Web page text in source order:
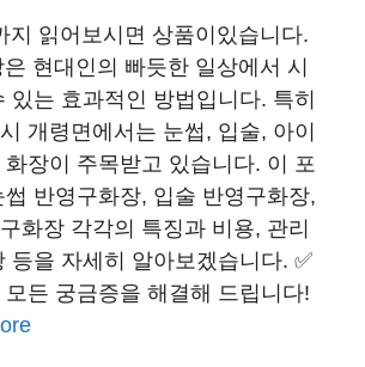
읽어보시면 상품이있습니다.
현대인의 빠듯한 일상에서 시
있는 효과적인 방법입니다. 특히
개령면에서는 눈썹, 입술, 아이
장이 주목받고 있습니다. 이 포
반영구화장, 입술 반영구화장,
화장 각각의 특징과 비용, 관리
등을 자세히 알아보겠습니다. ✅
든 궁금증을 해결해 드립니다!